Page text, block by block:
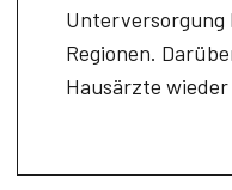
Unterversorgung
Regionen.
Hausärzte